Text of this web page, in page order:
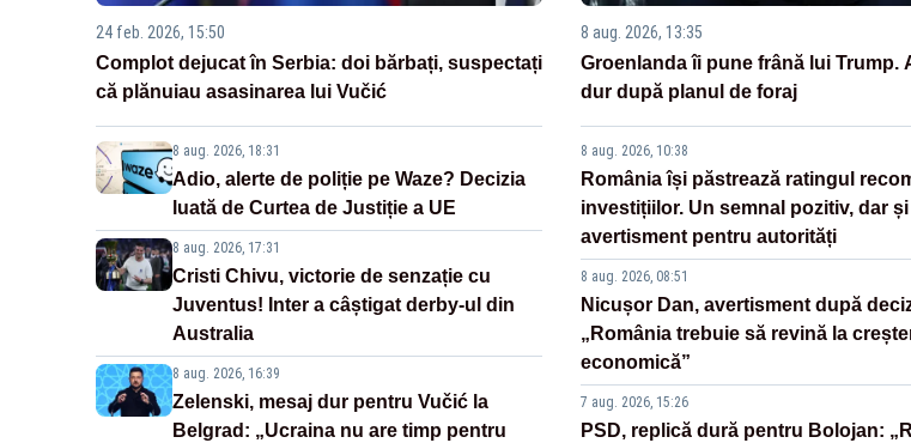
24 feb. 2026, 15:50
Complot dejucat în Serbia: doi bărbați, suspectați
că plănuiau asasinarea lui Vučić
8 aug. 2026, 18:31
Adio, alerte de poliție pe Waze? Decizia
luată de Curtea de Justiție a UE
8 aug. 2026, 17:31
Cristi Chivu, victorie de senzație cu
Juventus! Inter a câștigat derby-ul din
Australia
8 aug. 2026, 16:39
Zelenski, mesaj dur pentru Vučić la
Belgrad: „Ucraina nu are timp pentru
8 aug. 2026, 13:35
Groenlanda îi pune frână lui Trump.
dur după planul de foraj
8 aug. 2026, 10:38
România își păstrează ratingul
investițiilor. Un semnal pozitiv, dar
avertisment pentru autorități
8 aug. 2026, 08:51
Nicușor Dan, avertisment după
„România trebuie să revină la
economică”
7 aug. 2026, 15:26
PSD, replică dură pentru Bolojan: